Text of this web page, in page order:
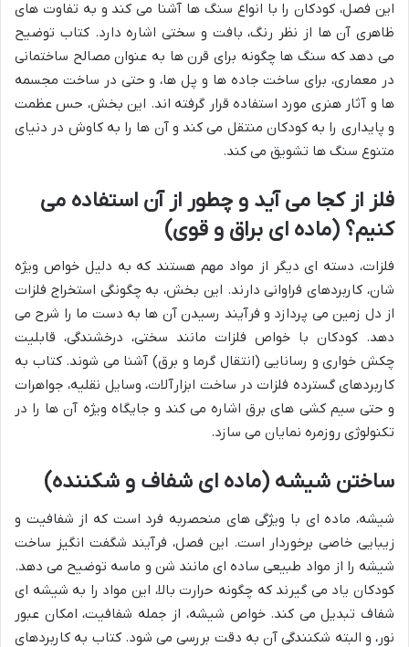
این فصل، کودکان را با انواع سنگ ها آشنا می کند و به تفاوت های
ظاهری آن ها از نظر رنگ، بافت و سختی اشاره دارد. کتاب توضیح
می دهد که سنگ ها چگونه برای قرن ها به عنوان مصالح ساختمانی
در معماری، برای ساخت جاده ها و پل ها، و حتی در ساخت مجسمه
ها و آثار هنری مورد استفاده قرار گرفته اند. این بخش، حس عظمت
و پایداری را به کودکان منتقل می کند و آن ها را به کاوش در دنیای
متنوع سنگ ها تشویق می کند.
فلز از کجا می آید و چطور از آن استفاده می
کنیم؟ (ماده ای براق و قوی)
فلزات، دسته ای دیگر از مواد مهم هستند که به دلیل خواص ویژه
شان، کاربردهای فراوانی دارند. این بخش، به چگونگی استخراج فلزات
از دل زمین می پردازد و فرآیند رسیدن آن ها به دست ما را شرح می
دهد. کودکان با خواص فلزات مانند سختی، درخشندگی، قابلیت
چکش خواری و رسانایی (انتقال گرما و برق) آشنا می شوند. کتاب به
کاربردهای گسترده فلزات در ساخت ابزارآلات، وسایل نقلیه، جواهرات
و حتی سیم کشی های برق اشاره می کند و جایگاه ویژه آن ها را در
تکنولوژی روزمره نمایان می سازد.
ساختن شیشه (ماده ای شفاف و شکننده)
شیشه، ماده ای با ویژگی های منحصربه فرد است که از شفافیت و
زیبایی خاصی برخوردار است. این فصل، فرآیند شگفت انگیز ساخت
شیشه را از مواد طبیعی ساده ای مانند شن و ماسه توضیح می دهد.
کودکان یاد می گیرند که چگونه حرارت بالا، این مواد را به شیشه ای
شفاف تبدیل می کند. خواص شیشه، از جمله شفافیت، امکان عبور
نور، و البته شکنندگی آن به دقت بررسی می شود. کتاب به کاربردهای